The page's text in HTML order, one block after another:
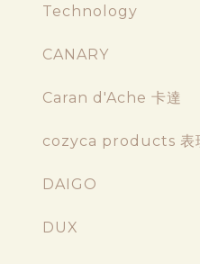
Technology
CANARY
Caran d'Ache 卡達
cozyca products 表
DAIGO
DUX